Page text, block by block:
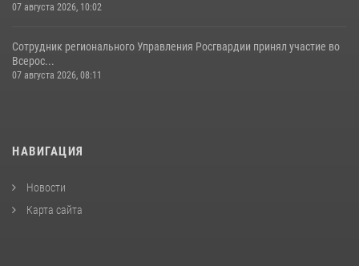
07 августа 2026, 10:02
Сотрудник регионального Управления Росгвардии принял участие во
Всерос...
07 августа 2026, 08:11
НАВИГАЦИЯ
Новости
Карта сайта